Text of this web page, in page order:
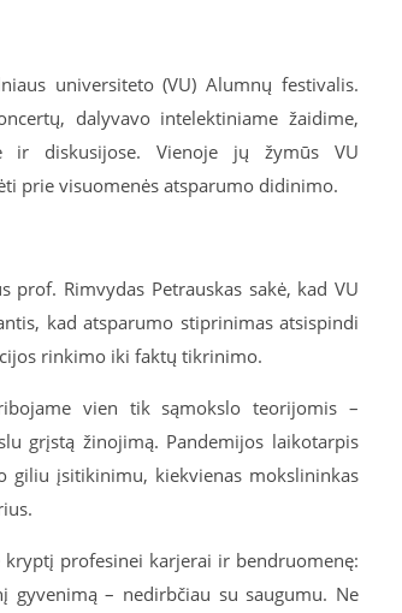
universiteto (VU) Alumnų festivalis.
dalyvavo intelektiniame žaidime,
ir diskusijose. Vienoje jų žymūs VU
prie visuomenės atsparumo didinimo.
Rimvydas Petrauskas sakė, kad VU
kad atsparumo stiprinimas atsispindi
rinkimo iki faktų tikrinimo.
vien tik sąmokslo teorijomis –
grįstą žinojimą. Pandemijos laikotarpis
giliu įsitikinimu, kiekvienas mokslininkas
profesinei karjerai ir bendruomenę:
gyvenimą – nedirbčiau su saugumu. Ne